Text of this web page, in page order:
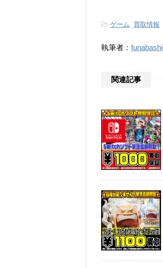
-ゲーム, 買取情報
執筆者： funabashi
関連記事